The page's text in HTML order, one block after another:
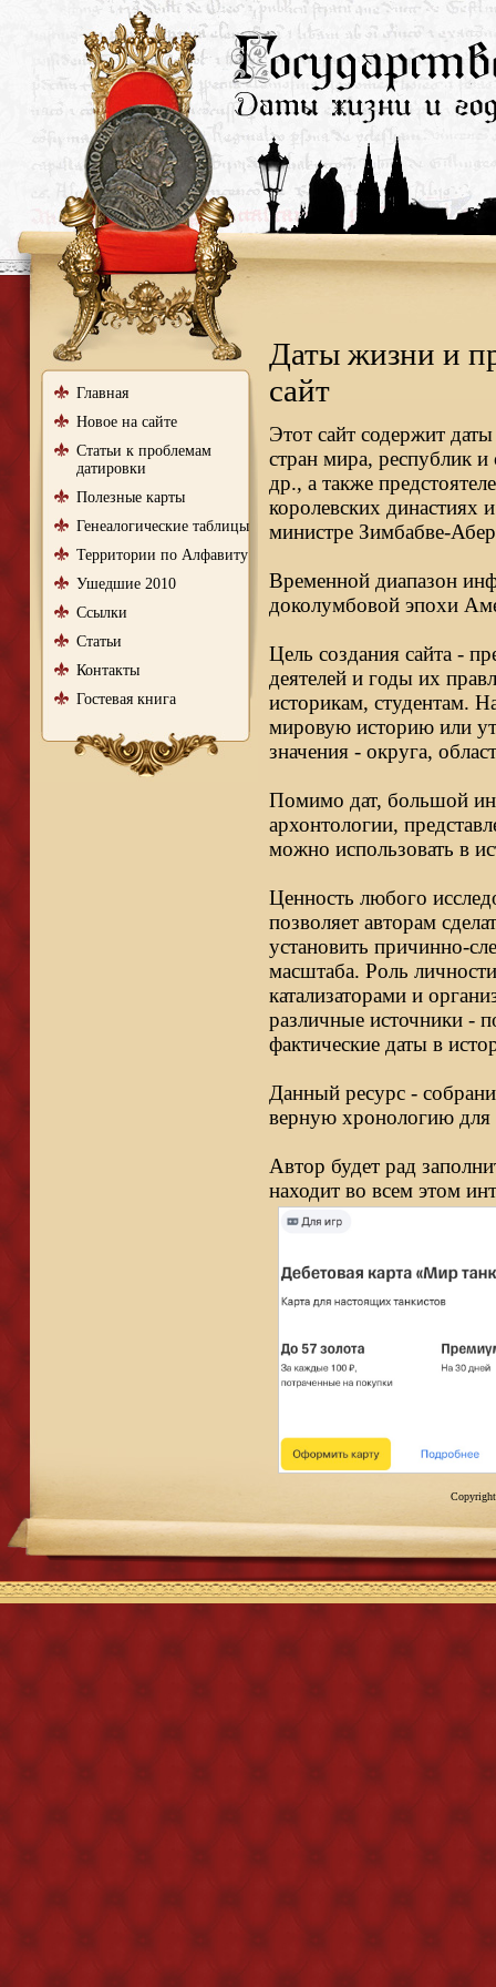
Главная
Новое на сайте
Статьи к проблемам
датировки
Полезные карты
Генеалогические таблицы
Территории по Алфавиту
Ушедшие 2010
Ссылки
Статьи
Контакты
Гостевая книга
Даты жизни и
сайт
Этот сайт содержит
стран мира, республик и
др., а также
королевских династиях
министре Зимбабве-
Временной диапазон
доколумбовой эпохи
Цель создания сайта -
деятелей и годы их
историкам, студентам.
мировую историю или
значения - округа,
Помимо дат, большой
архонтологии,
можно использовать в
Ценность любого
позволяет авторам
установить причинно-
масштаба. Роль
катализаторами и
различные источники -
фактические даты в
Данный ресурс -
верную хронологию для
Автор будет рад
находит во всем этом
Copyright